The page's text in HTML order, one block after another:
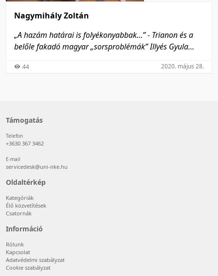
Nagymihály Zoltán
„A hazám határai is folyékonyabbak…” - Trianon és a
belőle fakadó magyar „sorsproblémák” Illyés Gyula
44 2020. május 28.
Támogatás
Telefon
+3630 367 3462
E-mail
servicedesk@uni-nke.hu
Oldaltérkép
Kategóriák
Élő közvetítések
Csatornák
Információ
Rólunk
Kapcsolat
Adatvédelmi szabályzat
Cookie szabályzat